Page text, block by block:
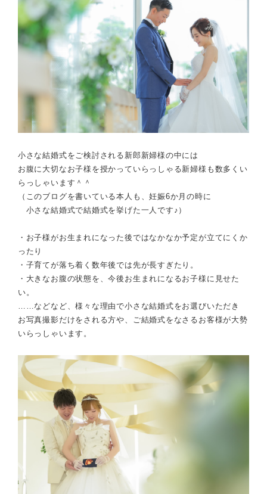
小さな結婚式をご検討される新郎新婦様の中には
お腹に大切なお子様を授かっていらっしゃる新婦様 も数多くい
らっしゃいます＾＾
（このブログを書いている本人も、妊娠6か月の時に
小さな結婚式で結婚式を挙げた一人です♪）
・お子様がお生まれになった後ではなかなか予定が立てにくか
ったり
・子育てが落ち着く数年後では先が長すぎたり。
・大きなお腹の状態を、今後お生まれになるお子様に見せた
い。
……などなど、様々な理由で小さな結婚式をお選びいただき
お写真撮影だけをされる方や、ご結婚式をなさるお客様が大勢
いらっしゃいます。